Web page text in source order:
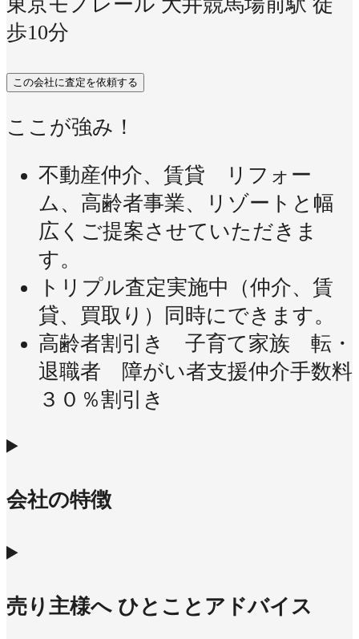
東京モノレール 大井競馬場前駅 徒
歩10分
この会社に査定を依頼する
ここが強み！
不動産仲介、賃貸 リフォー
ム、高齢者事業、リゾートと幅
広くご提案させていただきま
す。
トリプル査定実施中（仲介、賃
貸、買取り）同時にできます。
高齢者割引き 子育て家族 転・
退職者 障がい者支援仲介手数料
３０％割引き
会社の特徴
売り主様へ ひとことアドバイス